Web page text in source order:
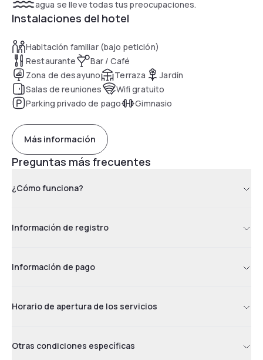
agua se lleve todas tus preocupaciones.
Instalaciones del hotel
Habitación familiar (bajo petición)
Restaurante
Bar / Café
Zona de desayuno
Terraza
Jardín
Salas de reuniones
Wifi gratuito
Parking privado de pago
Gimnasio
Más información
Preguntas más frecuentes
¿Cómo funciona?
Información de registro
Información de pago
Horario de apertura de los servicios
Otras condiciones específicas